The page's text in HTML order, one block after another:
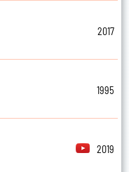
2017
1995
2019